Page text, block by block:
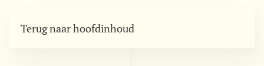
Terug naar hoofdinhoud